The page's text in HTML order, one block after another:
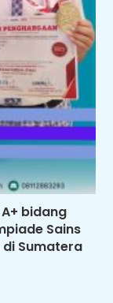
bidang
Sains
di Sumatera